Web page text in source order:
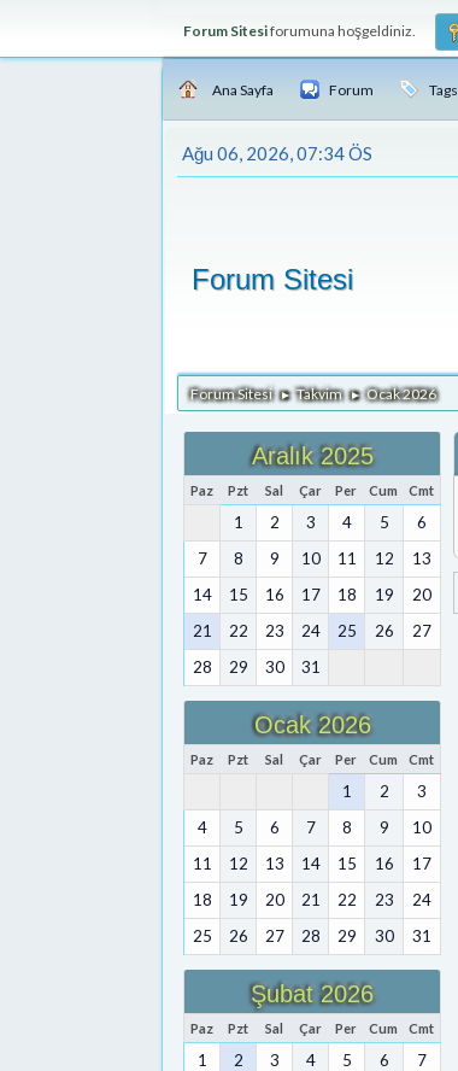
Forum Sitesiforumuna hoşgeldiniz.
Ana Sayfa Forum Tags
Ağu 06, 2026, 07:34 ÖS
Forum Sitesi
Forum Sitesi ► Takvim ► Ocak 2026
Aralık 2025
Paz Pzt Sal Çar Per Cum Cmt
1 2 3 4 5
6
7
8 9 10 11 12
13
14
15 16 17 18 19
20
21
22 23 24 25 26
27
28
29 30 31
Ocak 2026
Paz Pzt Sal Çar Per Cum Cmt
1 2
3
4
5 6 7 8 9
10
11
12 13 14 15 16
17
18
19 20 21 22 23
24
25
26 27 28 29 30 31
Şubat 2026
Paz Pzt Sal Çar Per Cum Cmt
1 2 3 4 5 6
7